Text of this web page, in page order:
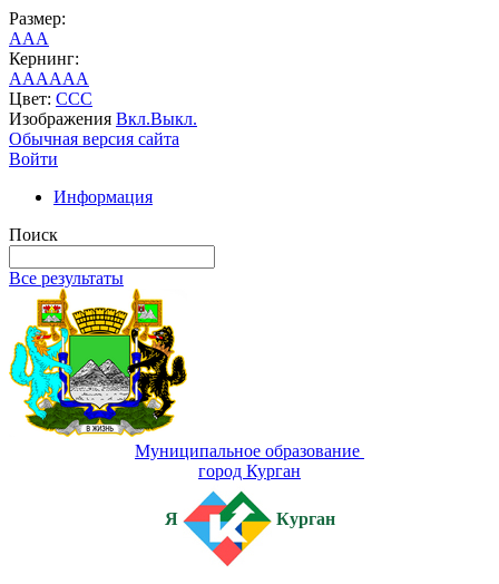
Размер:
AAA
Кернинг:
AAAAAA
Цвет: CCC
Изображения Вкл.Выкл.
Обычная версия сайта
Войти
Информация
Поиск
Все результаты
Муниципальное образование
город Курган
Я Курган